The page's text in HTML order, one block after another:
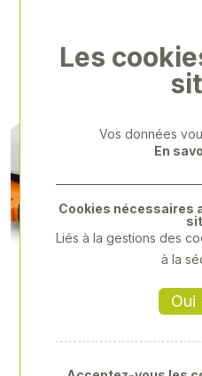
Les
Vos données
En
Oui
Cookies nécessaires
Liés à la gestions des
à la